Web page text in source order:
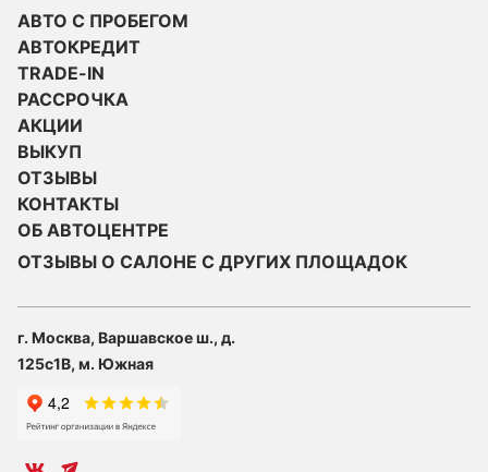
АВТО С ПРОБЕГОМ
АВТОКРЕДИТ
TRADE-IN
РАССРОЧКА
АКЦИИ
ВЫКУП
ОТЗЫВЫ
КОНТАКТЫ
ОБ АВТОЦЕНТРЕ
ОТЗЫВЫ О САЛОНЕ С ДРУГИХ ПЛОЩАДОК
г. Москва, Варшавское ш., д.
125с1В, м. Южная